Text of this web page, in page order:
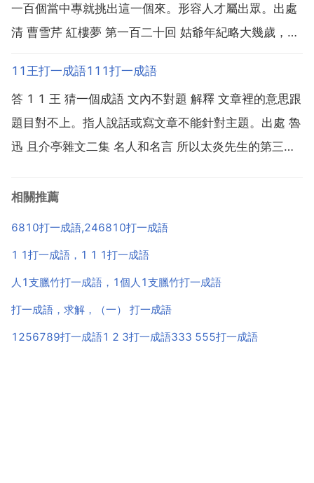
一百個當中專就挑出這一個來。形容人才屬出眾。出處
清 曹雪芹 紅樓夢 第一百二十回 姑爺年紀略大幾歲，並
式。用法 多用於形容人才出眾。一般作定語。正音 挑
不能讀作 ti o 辨...
11王打一成語111打一成語
答 1 1 王 猜一個成語 文內不對題 解釋 文章裡的意思跟
題目對不上。指人說話或寫文章不能針對主題。出處 魯
迅 且介亭雜文二集 名人和名言 所以太炎先生的第三道
說英語 有時文不對題的使人發笑。用法 主謂式 作謂語
相關推薦
6810打一成語,246810打一成語
1 1打一成語，1 1 1打一成語
人1支臘竹打一成語，1個人1支臘竹打一成語
打一成語，求解，（一） 打一成語
1256789打一成語1 2 3打一成語333 555打一成語